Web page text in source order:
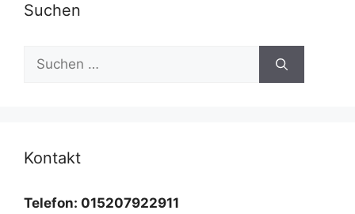
Suchen
Suchen
nach:
Kontakt
Telefon: 015207922911